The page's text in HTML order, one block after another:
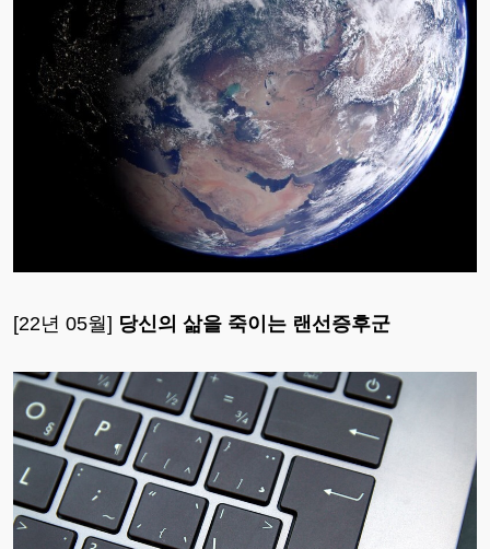
[22년 05월] 당신의 삶을 죽이는 랜선증후군